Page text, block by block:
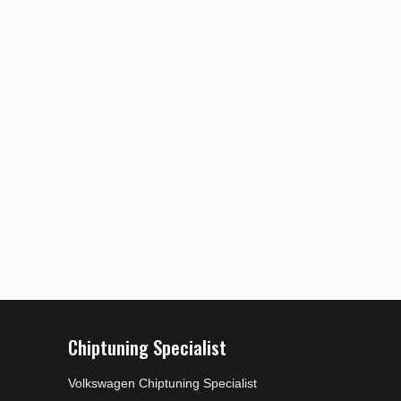
Chiptuning Specialist
Volkswagen Chiptuning Specialist